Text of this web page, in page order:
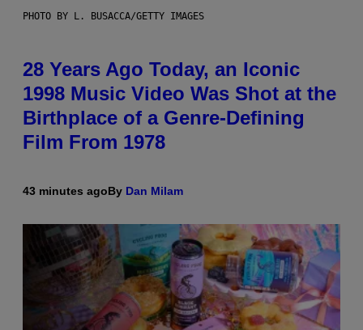
PHOTO BY L. BUSACCA/GETTY IMAGES
28 Years Ago Today, an Iconic
1998 Music Video Was Shot at the
Birthplace of a Genre-Defining
Film From 1978
43 minutes agoBy Dan Milam